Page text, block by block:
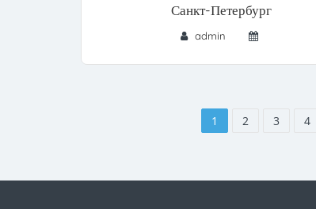
Санкт-Петербург
admin
1 2 3 4